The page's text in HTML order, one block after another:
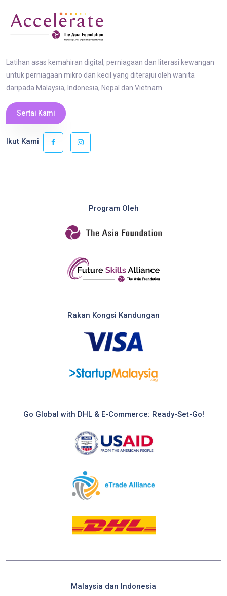
Latihan asas kemahiran digital, perniagaan dan literasi kewangan
untuk perniagaan mikro dan kecil yang diterajui oleh wanita
daripada Malaysia, Indonesia, Nepal dan Vietnam.
Sertai Kami
Ikut Kami
Program Oleh
Rakan Kongsi Kandungan
Go Global with DHL & E-Commerce: Ready-Set-Go!
Malaysia dan Indonesia